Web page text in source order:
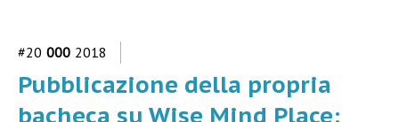
#20 000 2018
Pubblicazione della propria
bacheca su Wise Mind Place: